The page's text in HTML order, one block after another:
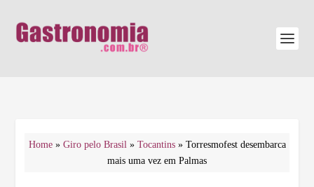
Home» Giro pelo Brasil» Tocantins» Torresmofest desembarca
mais uma vez em Palmas